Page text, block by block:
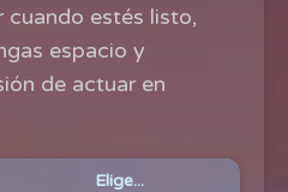
cuando estés listo,
espacio y
de actuar en
Elige...